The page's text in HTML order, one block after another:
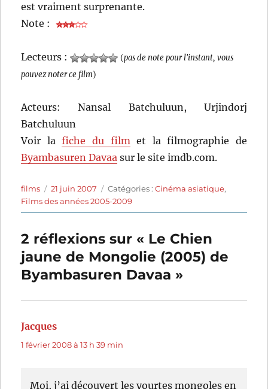
est vraiment surprenante.
Note :
Lecteurs : (pas de note pour l'instant, vous
pouvez noter ce film)
Acteurs: Nansal Batchuluun, Urjindorj
Batchuluun
Voir lafiche du filmet la filmographie de
Byambasuren Davaa sur le site imdb.com.
Auteur
films
Publié
le
21 juin 2007 Catégories
Catégories :Cinéma asiatique,
Films des années 2005-2009
2 réflexions sur « Le Chien
jaune de Mongolie (2005) de
Byambasuren Davaa »
Jacques
1 février 2008 à 13 h 39 min
Moi, j’ai découvert les yourtes mongoles en